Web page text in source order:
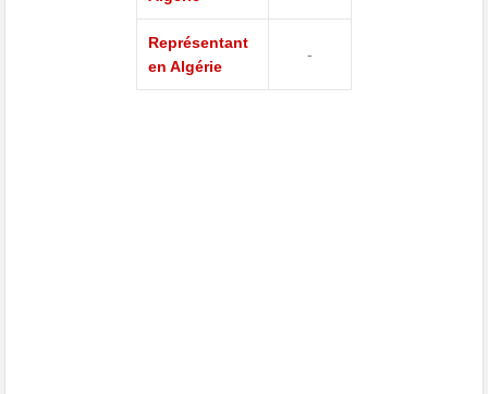
Représentant
en Algérie
-